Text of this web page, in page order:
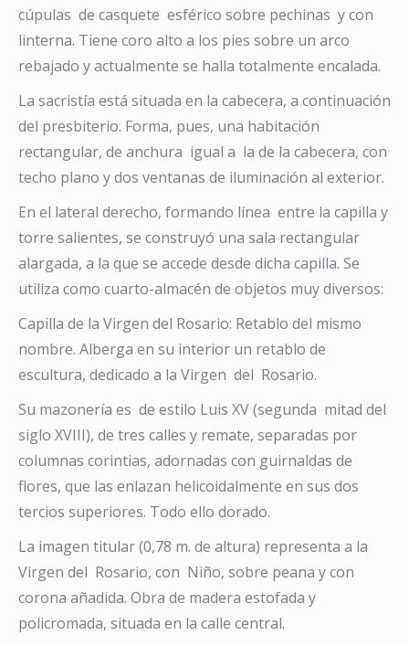
cúpulas de casquete esférico sobre pechinas y con
linterna. Tiene coro alto a los pies sobre un arco
rebajado y actualmente se halla totalmente encalada.
La sacristía está situada en la cabecera, a continuación
del presbiterio. Forma, pues, una habitación
rectangular, de anchura igual a la de la cabecera, con
techo plano y dos ventanas de iluminación al exterior.
En el lateral derecho, formando línea entre la capilla y
torre salientes, se construyó una sala rectangular
alargada, a la que se accede desde dicha capilla. Se
utiliza como cuarto-almacén de objetos muy diversos:
Capilla de la Virgen del Rosario: Retablo del mismo
nombre. Alberga en su interior un retablo de
escultura, dedicado a la Virgen del Rosario.
Su mazonería es de estilo Luis XV (segunda mitad del
siglo XVIII), de tres calles y remate, separadas por
columnas corintias, adornadas con guirnaldas de
flores, que las enlazan helicoidalmente en sus dos
tercios superiores. Todo ello dorado.
La imagen titular (0,78 m. de altura) representa a la
Virgen del Rosario, con Niño, sobre peana y con
corona añadida. Obra de madera estofada y
policromada, situada en la calle central.